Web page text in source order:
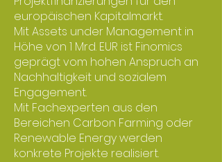
europäischen Kapitalmarkt.
Mit Assets under Management in
Höhe von 1 Mrd. EUR ist Finomics
geprägt vom hohen Anspruch an
Nachhaltigkeit und sozialem
Engagement.
Mit Fachexperten aus den
Bereichen Carbon Farming oder
Renewable Energy werden
konkrete Projekte realisiert.